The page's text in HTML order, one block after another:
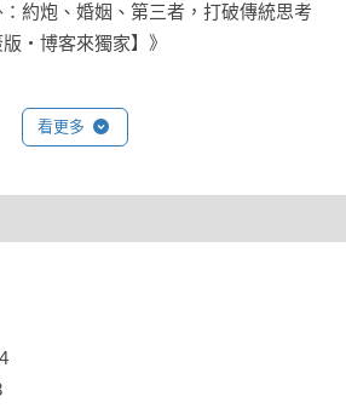
約炮、婚姻、第三者，打破傳統思考
‧博客來獨家】》
看更多